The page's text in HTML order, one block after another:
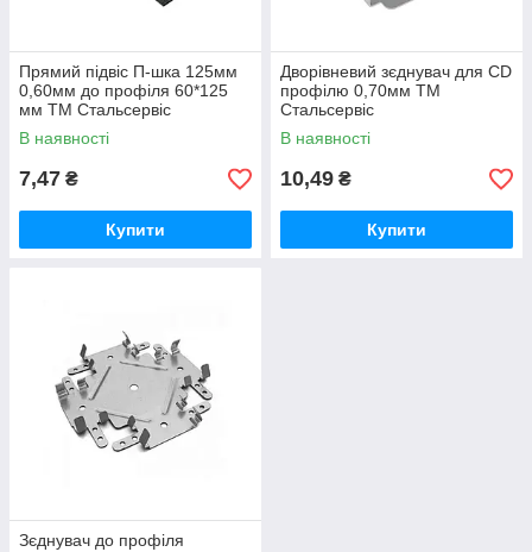
Прямий підвіс П-шка 125мм
0,60мм до профіля 60*125
мм ТМ Стальсервіс
В наявності
7,47 ₴
Купити
Дворівневий зєднувач для CD
профілю 0,70мм ТМ
Стальсервіс
В наявності
10,49 ₴
Купити
Зєднувач до профіля